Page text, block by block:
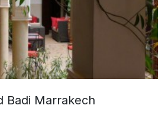
Badi Marrakech